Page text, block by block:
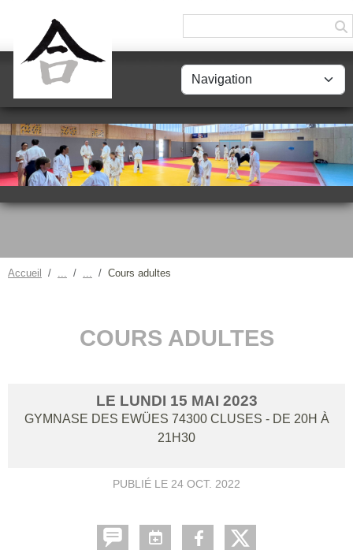
Accueil Cours adultes
COURS ADULTES
LE LUNDI 15 MAI 2023
GYMNASE DES EWÜES 74300 CLUSES - DE 20H À
21H30
PUBLIÉ LE 24 OCT. 2022